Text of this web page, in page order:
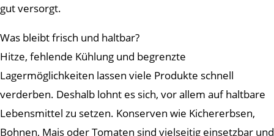
gut versorgt.
Was bleibt frisch und haltbar?
Hitze, fehlende Kühlung und begrenzte
Lagermöglichkeiten lassen viele Produkte schnell
verderben. Deshalb lohnt es sich, vor allem auf haltbare
Lebensmittel zu setzen. Konserven wie Kichererbsen,
Bohnen, Mais oder Tomaten sind vielseitig einsetzbar und